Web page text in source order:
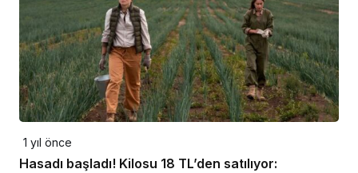
1 yıl önce
Hasadı başladı! Kilosu 18 TL’den satılıyor: